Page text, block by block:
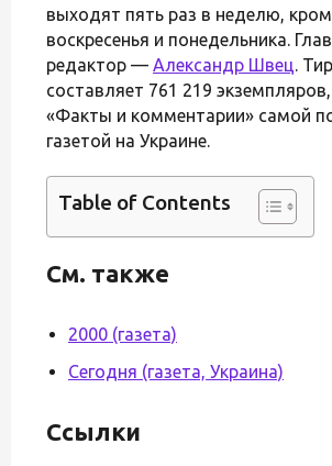
выходят пять раз в неделю,
воскресенья и понедельника.
редактор — Александр Швец.
составляет 761 219
«Факты и комментарии» самой
газетой на Украине.
Table of Contents
См. также
2000 (газета)
Сегодня (газета, Украина)
Ссылки